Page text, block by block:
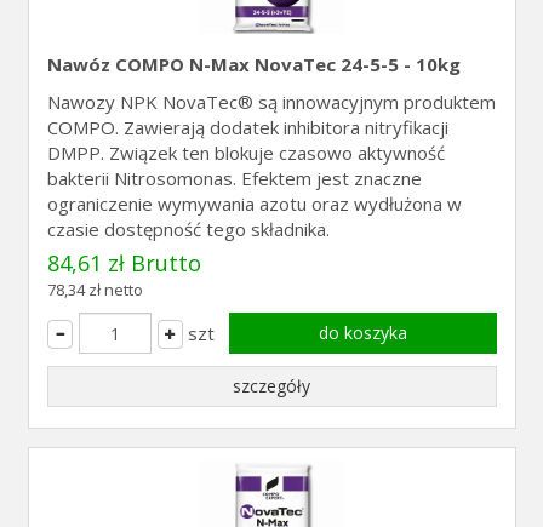
Nawóz COMPO N-Max NovaTec 24-5-5 - 10kg
Nawozy NPK NovaTec® są innowacyjnym produktem
COMPO. Zawierają dodatek inhibitora nitryfikacji
DMPP. Związek ten blokuje czasowo aktywność
bakterii Nitrosomonas. Efektem jest znaczne
ograniczenie wymywania azotu oraz wydłużona w
czasie dostępność tego składnika.
84,61 zł Brutto
78,34 zł netto
szt do koszyka
szczegóły